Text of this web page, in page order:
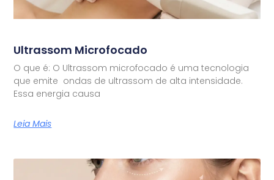
Ultrassom Microfocado
O que é: O Ultrassom microfocado é uma tecnologia
que emite ondas de ultrassom de alta intensidade.
Essa energia causa
Leia Mais